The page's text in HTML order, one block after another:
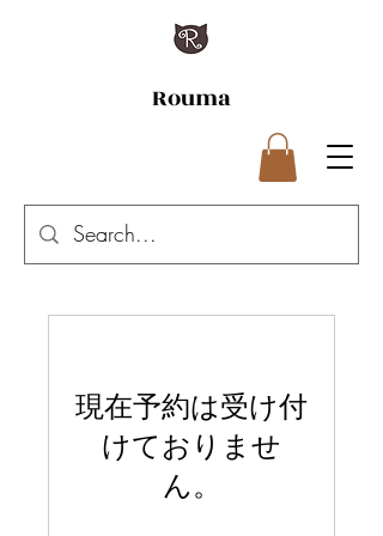
Rouma
現在予約は受け付
けておりませ
ん。